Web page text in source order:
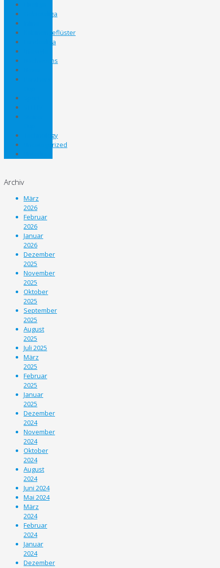
Gebietsliga
Kabinengeflüster
Landesliga
Nachwuchs
Technology
Uncategorized
Archiv
März
2026
Februar
2026
Januar
2026
Dezember
2025
November
2025
Oktober
2025
September
2025
August
2025
Juli 2025
März
2025
Februar
2025
Januar
2025
Dezember
2024
November
2024
Oktober
2024
August
2024
Juni 2024
Mai 2024
März
2024
Februar
2024
Januar
2024
Dezember